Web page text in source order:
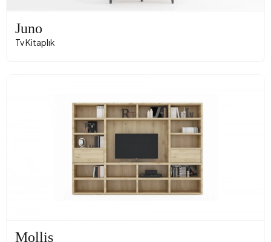
Juno
Tv Kitaplık
Mollis